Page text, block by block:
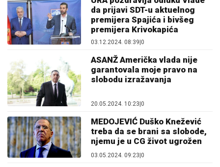
da prijavi SDT-u aktuelnog
premijera Spajića i bivšeg
premijera Krivokapića
03.12.2024. 08:39 0
ASANŽ Američka vlada nije
garantovala moje pravo na
slobodu izražavanja
20.05.2024. 10:23 0
MEDOJEVIĆ Duško Knežević
treba da se brani sa slobode,
njemu je u CG život ugrožen
03.05.2024. 09:23|0